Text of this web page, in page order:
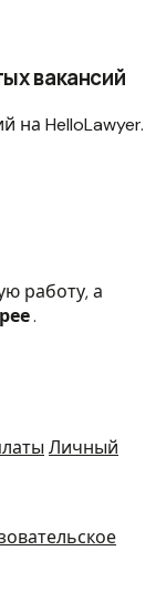
вакансий
на HelloLawyer.
работу, а
.
Личный